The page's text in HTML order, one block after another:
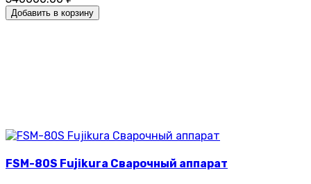
Добавить в корзину
FSM-80S Fujikura Сварочный аппарат